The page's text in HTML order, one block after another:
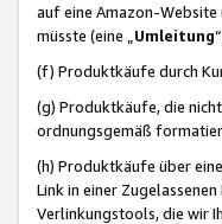
auf eine Amazon-
müsste (eine „ Umleitung
(f) Produktkäufe durch
(g) Produktkäufe, die
ordnungsgemäß
(h) Produktkäufe über
Link in einer
Verlinkungstools, die wir